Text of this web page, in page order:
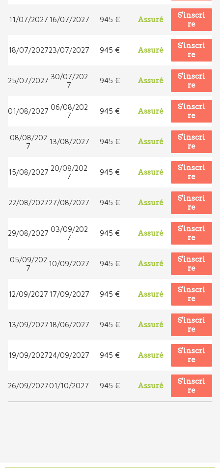
11/07/2027 16/07/2027 945 € Assuré
S'inscri
re
18/07/202723/07/2027 945 € Assuré
S'inscri
re
25/07/2027 30/07/202
7
945 € Assuré
S'inscri
re
01/08/2027 06/08/202
7
945 € Assuré
S'inscri
re
08/08/202
7
13/08/2027 945 € Assuré
S'inscri
re
15/08/2027 20/08/202
7
945 € Assuré
S'inscri
re
22/08/202727/08/2027 945 € Assuré
S'inscri
re
29/08/2027 03/09/202
7
945 € Assuré
S'inscri
re
05/09/202
7
10/09/2027 945 € Assuré
S'inscri
re
12/09/2027 17/09/2027 945 € Assuré
S'inscri
re
13/09/2027 18/06/2027 945 € Assuré
S'inscri
re
19/09/202724/09/2027 945 € Assuré
S'inscri
re
26/09/202701/10/2027 945 € Assuré
S'inscri
re